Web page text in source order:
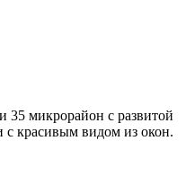
35 микрорайон с развитой
с красивым видом из окон.